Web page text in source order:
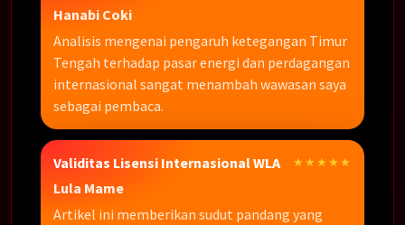
Hanabi Coki
Analisis mengenai pengaruh ketegangan Timur
Tengah terhadap pasar energi dan perdagangan
internasional sangat menambah wawasan saya
sebagai pembaca.
Validitas Lisensi Internasional WLA ★★★★★
Lula Mame
Artikel ini memberikan sudut pandang yang